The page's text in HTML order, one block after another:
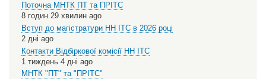
Поточна МНТК ПТ та ПРІТС
8 годин 29 хвилин ago
Вступ до магістратури НН ІТС в 2026 році
2 дні ago
Контакти Відбіркової комісії НН ІТС
1 тиждень 4 дні ago
МНТК "ПТ" та "ПРІТС"